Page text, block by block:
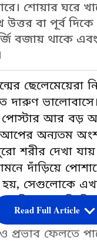
শোয়ার ঘরে
বা পূর্ব দিকে
বজায় থাকে
ছেলেমেয়েরা
দারুণ
পোস্টার আর বড়
অন্যতম অংশ
শরীর দেখা
দাঁড়িয়ে
হয়, সেগুলোকে
কিন্তু আপনি
আয়না
ফেলতে
Read Full Article